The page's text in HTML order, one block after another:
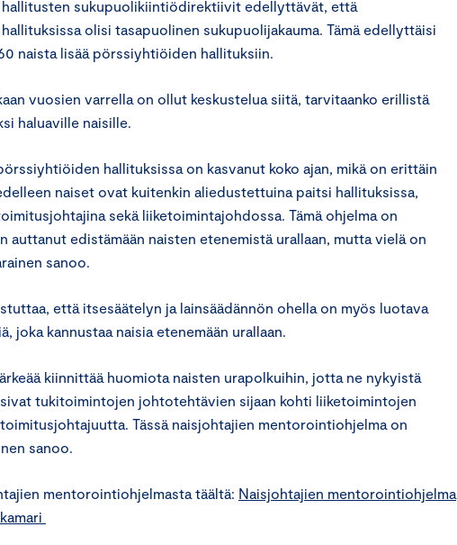
sukupuolikiintiödirektiivit edellyttävät, että
olisi tasapuolinen sukupuolijakauma. Tämä edellyttäisi
naista lisää pörssiyhtiöiden hallituksiin.
vuosien varrella on ollut keskustelua siitä, tarvitaanko erillistä
haluaville naisille.
hallituksissa on kasvanut koko ajan, mikä on erittäin
naiset ovat kuitenkin aliedustettuina paitsi hallituksissa,
sekä liiketoimintajohdossa. Tämä ohjelma on
auttanut edistämään naisten etenemistä urallaan, mutta vielä on
sanoo.
että itsesäätelyn ja lainsäädännön ohella on myös luotava
joka kannustaa naisia etenemään urallaan.
kiinnittää huomiota naisten urapolkuihin, jotta ne nykyistä
tukitoimintojen johtotehtävien sijaan kohti liiketoimintojen
Tässä naisjohtajien mentorointiohjelma on
sanoo.
mentorointiohjelmasta täältä: Naisjohtajien mentorointiohjelma